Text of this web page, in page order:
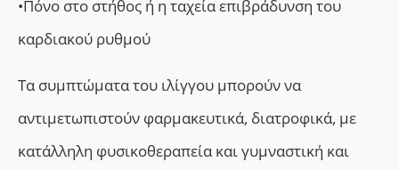
•Πόνο στο στήθος ή η ταχεία επιβράδυνση του
καρδιακού ρυθμού
Τα συμπτώματα του ιλίγγου μπορούν να
αντιμετωπιστούν φαρμακευτικά, διατροφικά, με
κατάλληλη φυσικοθεραπεία και γυμναστική και